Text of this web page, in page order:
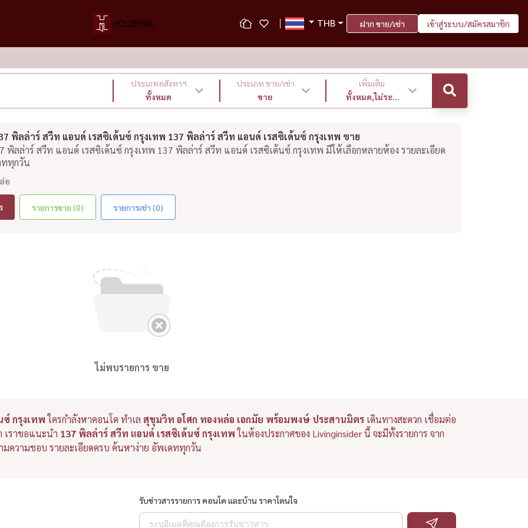
THB ฝาก ขาย/เช่า เข้าสู่ระบบ/สมัครสมาชิก
ประเภทอสังหาฯ
ทั้งหมด
ประเภท ขาย/เช่า
ขาย
เพิ่มเติม
ทั้งหมด,ไม่ระบุ
,ล่าสุด
พิลล่าร์ สวีท แอนด์ เรสซิเด้นซ์ กรุงเทพ 137 พิลล่าร์ สวีท แอนด์ เรสซิเด้นซ์ กรุงเทพ ขาย
พิลล่าร์ สวีท แอนด์ เรสซิเด้นซ์ กรุงเทพ 137 พิลล่าร์ สวีท แอนด์ เรสซิเด้นซ์ กรุงเทพ มีให้เลือกหลายห้อง รายละเอียด
ททุกวัน
อ
รายการขาย (0) รายการเช่า (0)
ไม่พบรายการ ขาย
ซ์ กรุงเทพใครกำลังหาคอนโด ทำเล สุขุมวิท อโศก ทองหล่อ เอกมัย พร้อมพงษ์ ประสานมิตร เดินทางสะดวก เชื่อมต่อ
เราขอแนะนำ 137 พิลล่าร์ สวีท แอนด์ เรสซิเด้นซ์ กรุงเทพในห้องประกาศของ Livinginsider นี้ จะมีทั้งรายการ จาก
ความชอบ รายละเอียดครบ ค้นหาง่าย อัพเดททุกวัน
รับข่าวสารรายการ คอนโด และบ้าน ราคาโดนใจ